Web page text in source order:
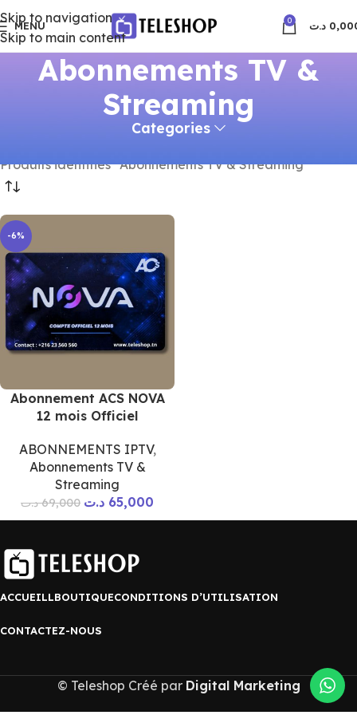
Skip to navigation
Skip to main content
MENU 0 د.ت
Abonnements TV &
Streaming
Categories
Produits identifiés “Abonnements TV & Streaming”
-6%
Abonnement ACS NOVA
12 mois Officiel
ABONNEMENTS IPTV,
Abonnements TV &
Streaming
69,000 د.ت 65,000 د.ت
ACCUEILLBOUTIQUECONDITIONS D’UTILISATION
CONTACTEZ-NOUS
© Teleshop Créé par Digital Marketing